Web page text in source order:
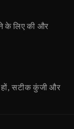
के लिए की और
हों, सटीक कुंजी और